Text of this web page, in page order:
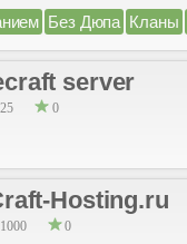
Без Дюпа Кланы
server
0
Hosting.ru
0